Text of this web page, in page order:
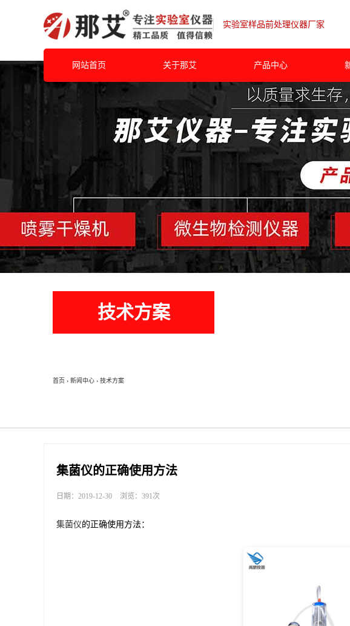
实验室样品前处理仪器厂家
网站首页 关于那艾 产品中心
技术方案
首页 › 新闻中心 › 技术方案
集菌仪的正确使用方法
日期：2019-12-30 浏览：391次
集菌仪的正确使用方法：